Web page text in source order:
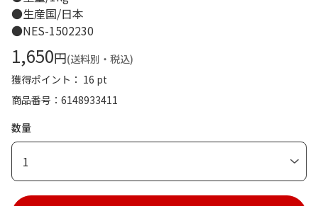
●生産国/日本
●NES-1502230
1,650円(送料別・税込)
獲得ポイント： 16 pt
商品番号
6148933411
数量
1